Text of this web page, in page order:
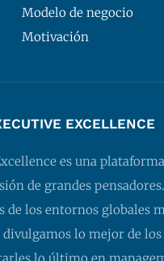
Modelo de negocio
Motivación
EXCELLENCE
es una
de grandes
de los entornos globales
lo mejor de los